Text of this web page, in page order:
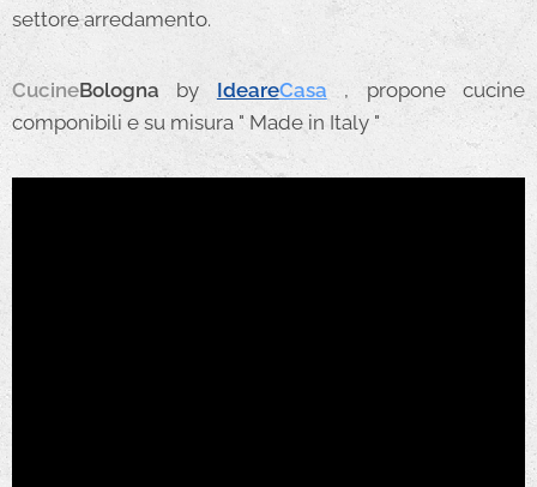
settore arredamento.
CucineBologna by IdeareCasa , propone cucine
componibili e su misura " Made in Italy "